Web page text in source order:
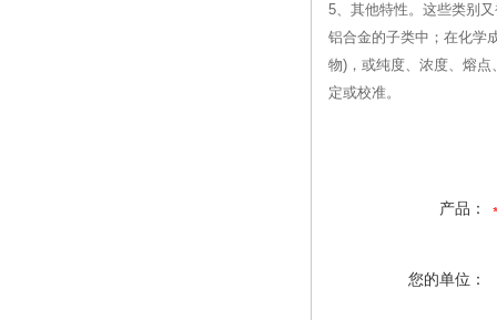
5、其他特性。这些类别
铝合金的子类中；在化学
物)，或纯度、浓度、熔
定或校准。
产品：
您的单位：